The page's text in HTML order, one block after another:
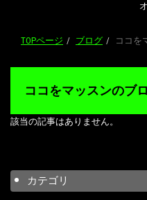
TOPページ ブログ ココを
ココをマッスンのブ
該当の記事はありません。
カテゴリ